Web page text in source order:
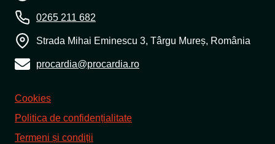
0265 211 682
Strada Mihai Eminescu 3, Târgu Mureș, România
procardia@procardia.ro
Cookies
Politica de confidențialitate
Termeni și condiții